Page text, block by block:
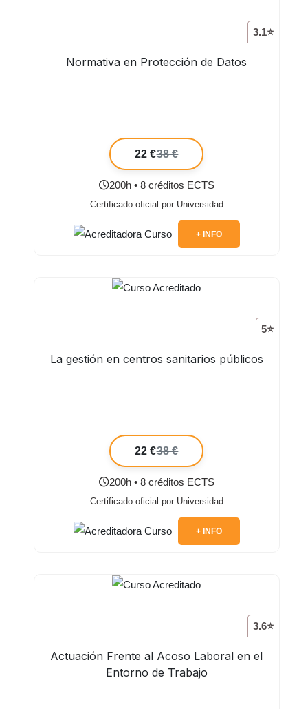
3.1⭐
Normativa en Protección de Datos
22 €38 €
200h • 8 créditos ECTS
Certificado oficial por Universidad
+ INFO
5⭐
La gestión en centros sanitarios públicos
22 €38 €
200h • 8 créditos ECTS
Certificado oficial por Universidad
+ INFO
3.6⭐
Actuación Frente al Acoso Laboral en el
Entorno de Trabajo